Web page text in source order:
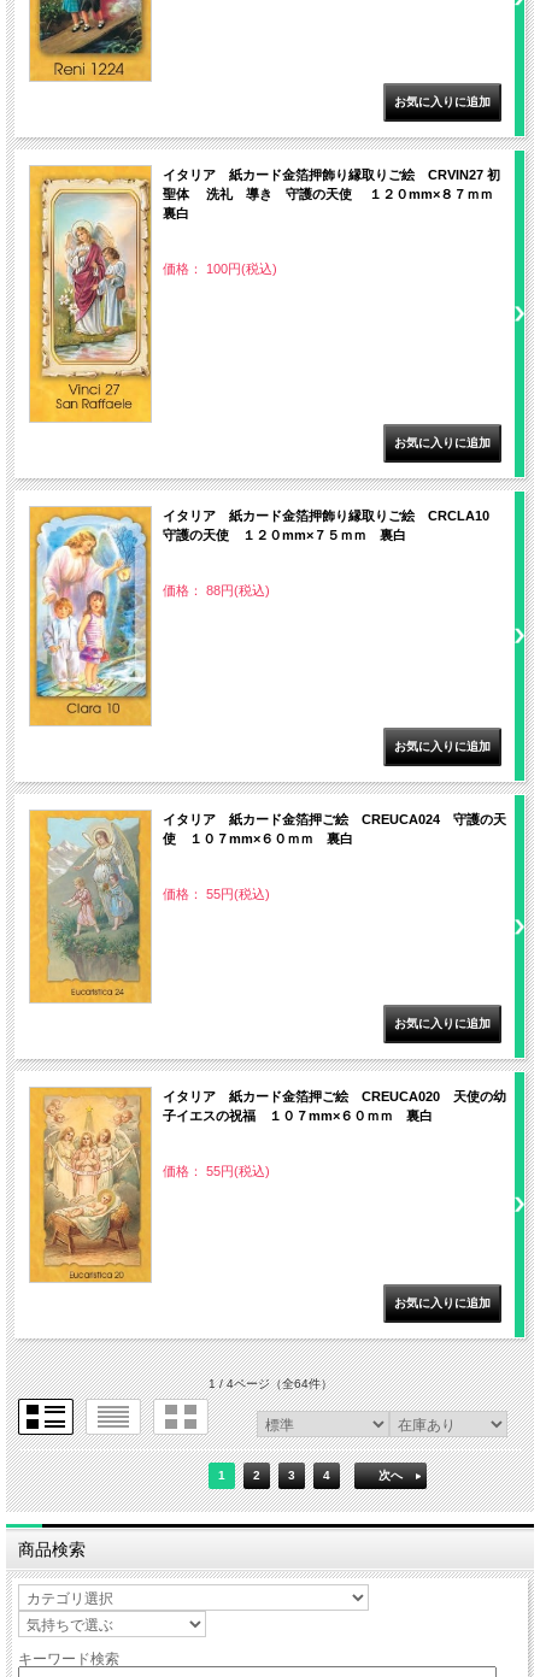
イタリア 紙カード金箔押飾り縁取りご絵 CRVIN27 初
聖体 洗礼 導き 守護の天使 １２０mm×８７ｍｍ
裏白
価格： 100円(税込)
イタリア 紙カード金箔押飾り縁取りご絵 CRCLA10
守護の天使 １２０mm×７５ｍｍ 裏白
価格： 88円(税込)
イタリア 紙カード金箔押ご絵 CREUCA024 守護の天
使 １０７mm×６０ｍｍ 裏白
価格： 55円(税込)
イタリア 紙カード金箔押ご絵 CREUCA020 天使の幼
子イエスの祝福 １０７mm×６０ｍｍ 裏白
価格： 55円(税込)
1 / 4ページ（全64件）
1 2 3 4 次へ
商品検索
キーワード検索